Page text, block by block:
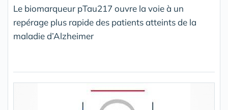
Le biomarqueur pTau217 ouvre la voie à un
repérage plus rapide des patients atteints de la
maladie d’Alzheimer